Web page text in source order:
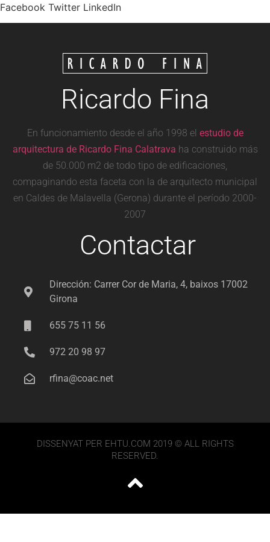
Facebook Twitter LinkedIn
Ricardo Fina
En funcionamiento desde el año 1998 el estudio de
arquitectura de Ricardo Fina Calatrava ha construido más
de 50.000 m2 de todo tipo de edificaciones,
compaginando esta faceta con la de arquitecto municipal
en Caldes de Malavella (Gerona) durante el período 2000-
2007
Contactar
Dirección: Carrer Cor de Maria, 4, baixos 17002
Girona
655 75 11 56
972 20 98 97
rfina@coac.net
DISSENYAT PER EHTU.COM 2019 © ALL RIGHTS
RESERVED.